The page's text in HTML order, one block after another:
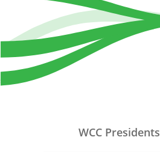
WCC Presidents